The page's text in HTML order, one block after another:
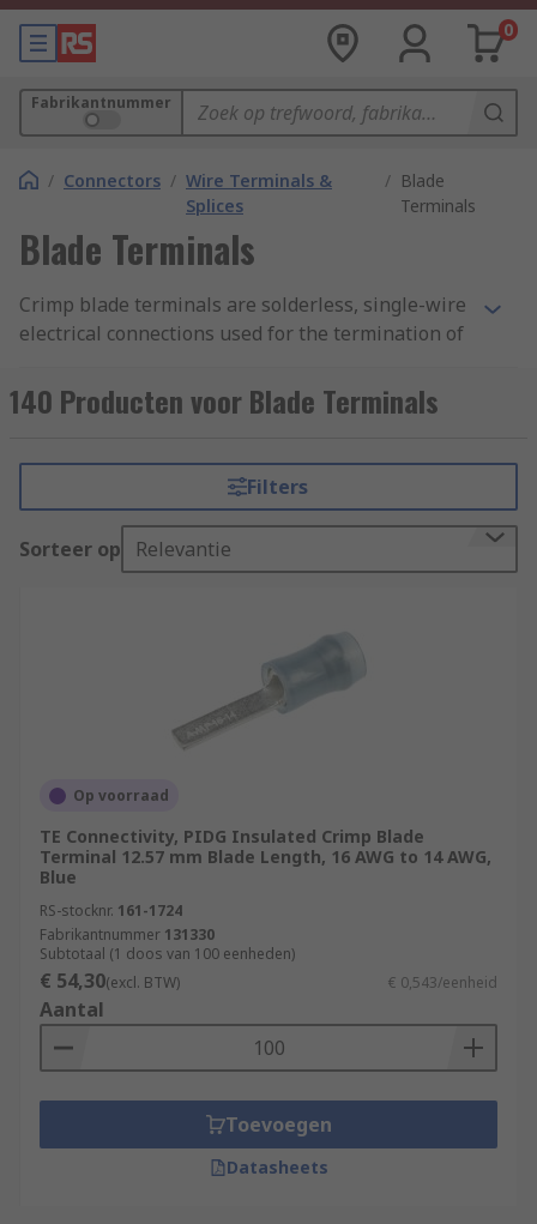
0
Fabrikantnummer
/ Connectors / Wire Terminals &
Splices
/ Blade
Terminals
Blade Terminals
Crimp blade terminals are solderless, single-wire
electrical connections used for the termination of
On one side of the terminalsis a metal cradle
are inserted. On the other side is a Y-shaped
connection that's attached to a power source. The
wires are cold-welded to the crimp blade
terminals using a special crimp tool.
These terminals are typically seen on electric
lights and other fixtures around the home.
The benefits of using crimp blade terminals
include:
They provide gas-tight connections. This
gives protection against corrosion because
parts of the fixtures.
No soldering is needed, so the connection
joint is more mechanically robust.
Both small and large cross-section cables
can be crimped, which offers versatility for a
Types of crimp blade terminals
140 Producten voor Blade Terminals
Filters
Sorteer op Relevantie
Op voorraad
TE Connectivity, PIDG Insulated Crimp Blade
Terminal 12.57 mm Blade Length, 16 AWG to 14 AWG,
Blue
RS-stocknr. 161-1724
Fabrikantnummer 131330
Subtotaal (1 doos van 100 eenheden)
€ 54,30(excl. BTW) € 0,543/eenheid
Aantal
Toevoegen
Datasheets